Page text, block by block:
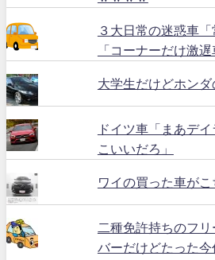
３大日常の迷惑車「
「コーナーだけ激遅
大学生だけどホン
ドイツ車「まあデ
こいいだろ」
ワイの買った車が
二種免許持ちのフ
バーだけどたった